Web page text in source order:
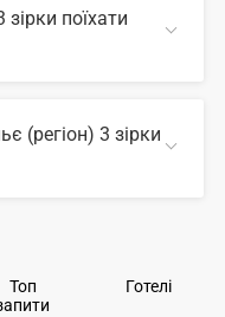
зірки поїхати
(регіон) 3 зірки
Топ
Готелі